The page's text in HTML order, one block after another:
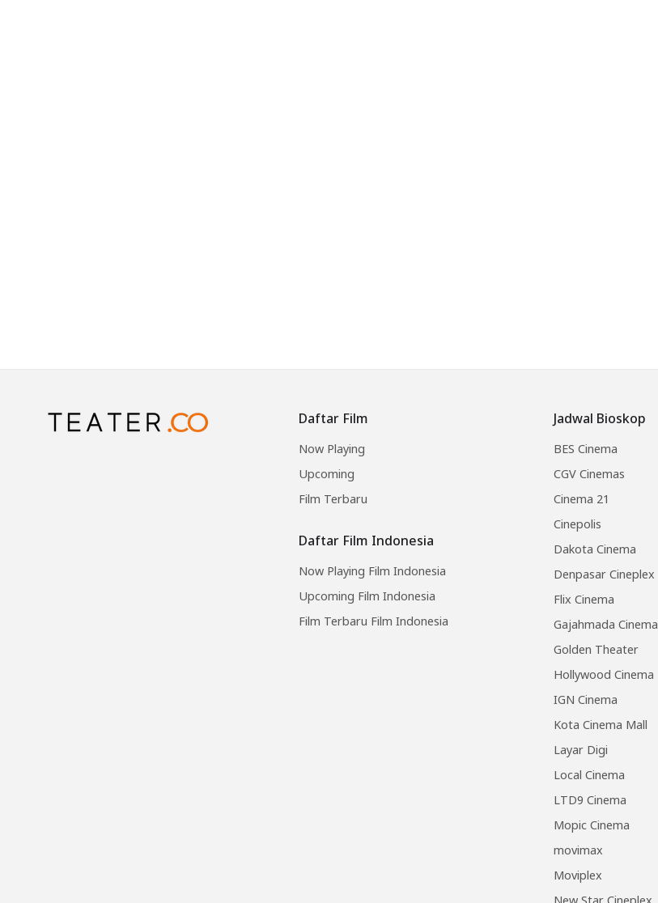
Daftar Film
Now Playing
Upcoming
Film Terbaru
Daftar Film Indonesia
Now Playing Film Indonesia
Upcoming Film Indonesia
Film Terbaru Film Indonesia
Jadwal Bioskop
BES Cinema
CGV Cinemas
Cinema 21
Cinepolis
Dakota Cinema
Denpasar Cineplex
Flix Cinema
Gajahmada Cinema
Golden Theater
Hollywood Cinema
IGN Cinema
Kota Cinema Mall
Layar Digi
Local Cinema
LTD9 Cinema
Mopic Cinema
movimax
Moviplex
New Star Cineplex